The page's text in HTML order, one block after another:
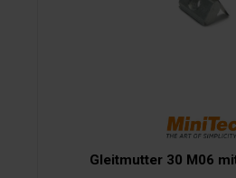
Gleitmutter 30 M06